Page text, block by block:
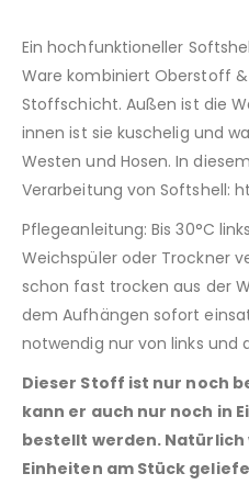
Ein hochfunktioneller
Ware kombiniert Oberstoff
Stoffschicht. Außen ist die
innen ist sie kuschelig und
Westen und Hosen. In
Verarbeitung von Softshell:
Pflegeanleitung: Bis 30°C
Weichspüler oder Trockner
schon fast trocken aus der
dem Aufhängen sofort
notwendig nur von links und
Dieser Stoff ist nur noch
kann er auch nur noch in
bestellt werden.
Einheiten am Stück